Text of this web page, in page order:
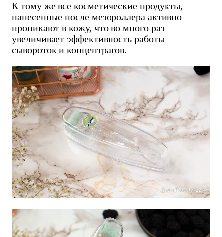
К тому же все косметические продукты,
нанесенные после мезороллера активно
проникают в кожу, что во много раз
увеличивает эффективность работы
сывороток и концентратов.